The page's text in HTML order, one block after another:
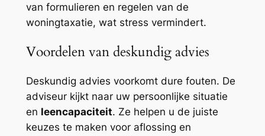
van formulieren en regelen van de
woningtaxatie, wat stress vermindert.
Voordelen van deskundig advies
Deskundig advies voorkomt dure fouten. De
adviseur kijkt naar uw persoonlijke situatie
en leencapaciteit. Ze helpen u de juiste
keuzes te maken voor aflossing en